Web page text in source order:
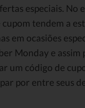
especiais. No
cupom tendem a
em ocasiões
Monday e assim
um código de
por entre seus